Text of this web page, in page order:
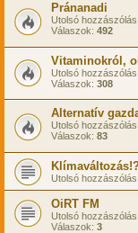
Pránanadi
Utolsó
Válaszok: 492
Vitaminokról,
Utolsó
Válaszok: 308
Alternatív
Utolsó
Válaszok: 83
Utolsó
OiRT FM
Utolsó
Válaszok: 3